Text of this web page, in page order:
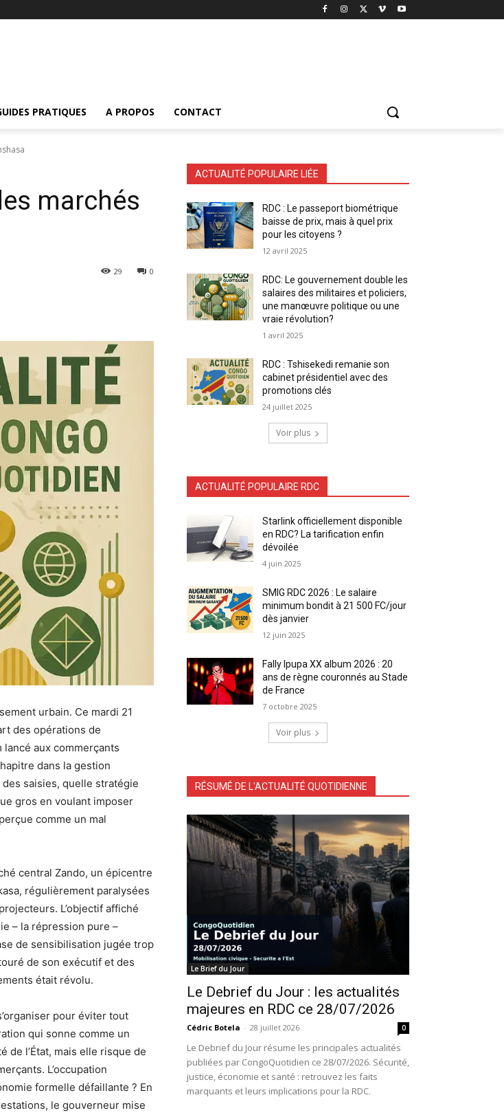
PRATIQUES A PROPOS CONTACT
marchés
0
29
urbain. Ce mardi 21
des opérations de
aux commerçants
dans la gestion
saisies, quelle stratégie
gros en voulant imposer
comme un mal
central Zando, un épicentre
régulièrement paralysées
L’objectif affiché
– la répression pure –
de sensibilisation jugée trop
de son exécutif et des
était révolu.
pour éviter tout
qui sonne comme un
de l’État, mais elle risque de
L’occupation
formelle défaillante ? En
le gouverneur mise
ACTUALITÉ POPULAIRE LIÉE
RDC : Le passeport biométrique
baisse de prix, mais à quel prix
pour les citoyens ?
12 avril 2025
RDC: Le gouvernement double les
salaires des militaires et policiers,
une manœuvre politique ou une
vraie révolution?
1 avril 2025
RDC : Tshisekedi remanie son
cabinet présidentiel avec des
promotions clés
24 juillet 2025
Voir plus
ACTUALITÉ POPULAIRE RDC
Starlink officiellement disponible
en RDC? La tarification enfin
dévoilée
4 juin 2025
SMIG RDC 2026 : Le salaire
minimum bondit à 21 500 FC/jour
dès janvier
12 juin 2025
Fally Ipupa XX album 2026 : 20
ans de règne couronnés au Stade
de France
7 octobre 2025
Voir plus
RÉSUMÉ DE L'ACTUALITÉ QUOTIDIENNE
Le Brief du Jour
Le Debrief du Jour : les actualités
majeures en RDC ce 28/07/2026
Cédric Botela - 28 juillet 2026 0
Le Debrief du Jour résume les principales actualités
publiées par CongoQuotidien ce 28/07/2026. Sécurité,
justice, économie et santé : retrouvez les faits
marquants et leurs implications pour la RDC.